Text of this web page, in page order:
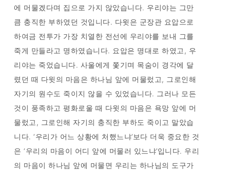
에 머물겠다며 집으로 가지 않았습니다. 우리야는 그만
큼 충직한 부하였던 것입니다. 다윗은 군장관 요압으로
하여금 전투가 가장 치열한 전선에 우리야를 보내 그를
죽게 만들라고 명하였습니다. 요압은 명대로 하였고, 우
리야는 죽었습니다. 사울에게 쫓기며 목숨이 경각에 달
렸던 때 다윗의 마음은 하나님 앞에 머물렀고, 그로인해
자기의 원수도 죽이지 않을 수 있었습니다. 그러나 모든
것이 풍족하고 평화로울 때 다윗의 마음은 욕망 앞에 머
물렀고, 그로인해 자기의 충직한 부하도 죽이고 말았습
니다. ‘우리가 어느 상황에 처했느냐’보다 더욱 중요한 것
은 ‘우리의 마음이 어디 앞에 머물러 있느냐’입니다. 우리
의 마음이 하나님 앞에 머물면 우리는 하나님의 도구가